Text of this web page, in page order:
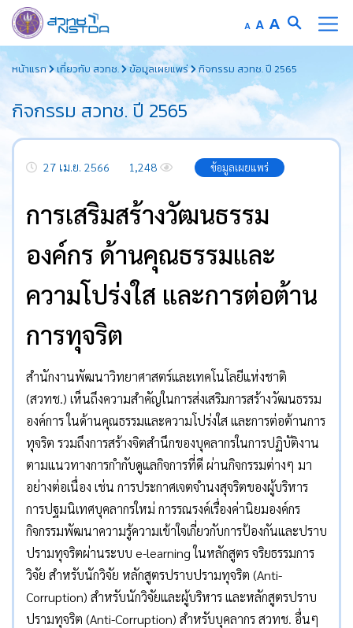
to
content
A Decrease
font
size.
AReset
font
size.
A Increase
font
size.
หน้าแรก เกี่ยวกับ สวทช. ข้อมูลเผยแพร่ กิจกรรม สวทช. ปี 2565
กิจกรรม สวทช. ปี 2565
27 เม.ย. 2566 1,248 ข้อมูลเผยแพร่
การเสริมสร้างวัฒนธรรม
องค์กร ด้านคุณธรรมและ
ความโปร่งใส และการต่อต้าน
การทุจริต
สำนักงานพัฒนาวิทยาศาสตร์และเทคโนโลยีแห่งชาติ
(สวทช.) เห็นถึงความสำคัญในการส่งเสริมการสร้างวัฒนธรรม
องค์การ ในด้านคุณธรรมและความโปร่งใส และการต่อต้านการ
ทุจริต รวมถึงการสร้างจิตสำนึกของบุคลากรในการปฏิบัติงาน
ตามแนวทางการกำกับดูแลกิจการที่ดี ผ่านกิจกรรมต่างๆ มา
อย่างต่อเนื่อง เช่น การประกาศเจตจำนงสุจริตของผู้บริหาร
การปฐมนิเทศบุคลากรใหม่ การรณรงค์เรื่องค่านิยมองค์กร
กิจกรรมพัฒนาความรู้ความเข้าใจเกี่ยวกับการป้องกันและปราบ
ปรามทุจริตผ่านระบบ e-learning ในหลักสูตร จริยธรรมการ
วิจัย สำหรับนักวิจัย หลักสูตรปราบปรามทุจริต (Anti-
Corruption) สำหรับนักวิจัยและผู้บริหาร และหลักสูตรปราบ
ปรามทุจริต (Anti-Corruption) สำหรับบุคลากร สวทช. อื่นๆ